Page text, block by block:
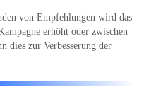
von Empfehlungen wird das
erhöht oder zwischen
dies zur Verbesserung der